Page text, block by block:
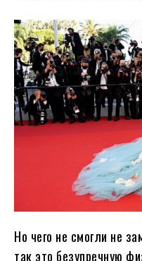
Но чего не смогли не
так это безупречную